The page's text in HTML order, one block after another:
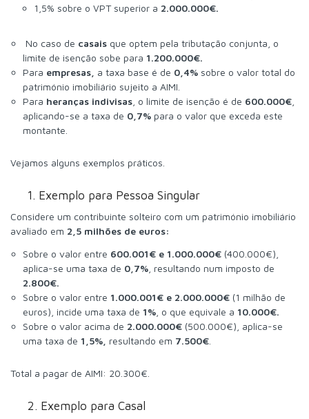
1,5% sobre o VPT superior a 2.000.000€.
No caso de casais que optem pela tributação conjunta, o
limite de isenção sobe para 1.200.000€.
Para empresas, a taxa base é de 0,4% sobre o valor total do
património imobiliário sujeito a AIMI.
Para heranças indivisas , o limite de isenção é de 600.000€
aplicando-se a taxa de 0,7% para o valor que exceda este
montante.
Vejamos alguns exemplos práticos.
1. Exemplo para Pessoa Singular
Considere um contribuinte solteiro com um património imobiliário
avaliado em 2,5 milhões de euros:
Sobre o valor entre 600.001€ e 1.000.000€ (400.000€),
aplica-se uma taxa de 0,7% , resultando num imposto de
2.800€.
Sobre o valor entre 1.000.001€ e 2.000.000€ (1 milhão de
euros), incide uma taxa de 1% , o que equivale a 10.000€.
Sobre o valor acima de 2.000.000€ (500.000€), aplica-se
uma taxa de 1,5%, resultando em 7.500€
Total a pagar de AIMI: 20.300€.
2. Exemplo para Casal